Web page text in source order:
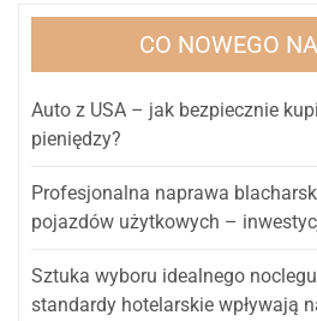
CO NOWEGO
Auto z USA – jak bezpiecznie
pieniędzy?
Profesjonalna naprawa
pojazdów użytkowych –
Sztuka wyboru idealnego
standardy hotelarskie wpływają